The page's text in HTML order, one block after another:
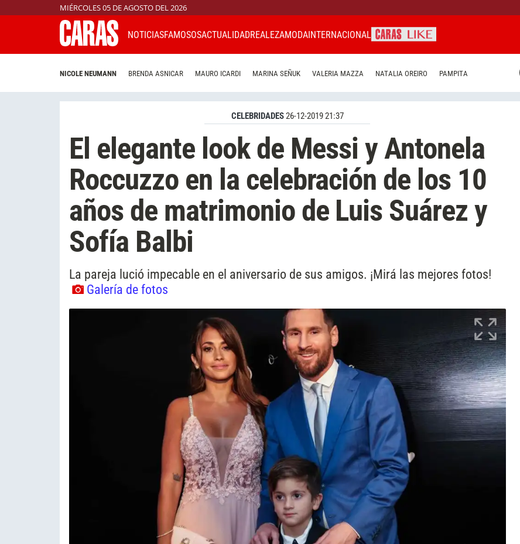
MIÉRCOLES 05 DE AGOSTO DEL 2026
NOTICIASFAMOSOSACTUALIDADREALEZAMODAINTERNACIONAL
NICOLE NEUMANN BRENDA ASNICAR MAURO ICARDI MARINA SEÑUK VALERIA MAZZA NATALIA OREIRO PAMPITA
CELEBRIDADES26-12-2019 21:37
El elegante look de Messi y Antonela
Roccuzzo en la celebración de los 10
años de matrimonio de Luis Suárez y
Sofía Balbi
La pareja lució impecable en el aniversario de sus amigos. ¡Mirá las mejores fotos!
Galería de fotos